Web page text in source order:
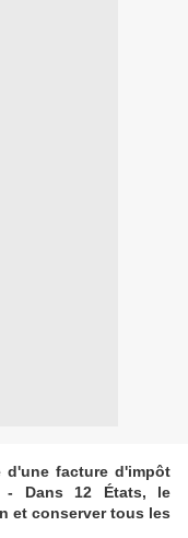
d'une facture d'impôt
- Dans 12 États, le
et conserver tous les